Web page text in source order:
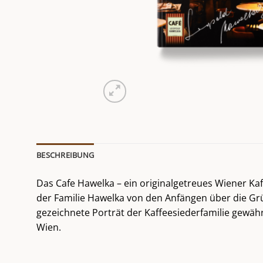
BESCHREIBUNG
Das Cafe Hawelka – ein originalgetreues Wiener
der Familie Hawelka von den Anfängen über die
gezeichnete Porträt der Kaffeesiederfamilie
Wien.